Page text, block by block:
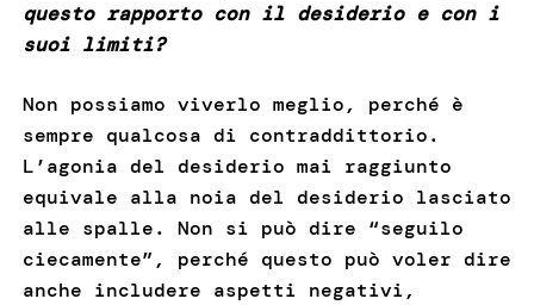
questo rapporto con il desiderio e con i
suoi limiti?
Non possiamo viverlo meglio, perché è
sempre qualcosa di contraddittorio.
L’agonia del desiderio mai raggiunto
equivale alla noia del desiderio lasciato
alle spalle. Non si può dire “seguilo
ciecamente”, perché questo può voler dire
anche includere aspetti negativi,